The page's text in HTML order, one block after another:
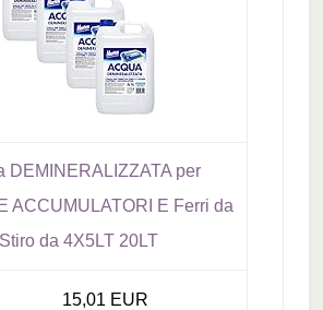
DEMINERALIZZATA per
ACCUMULATORI E Ferri da
Stiro da 4X5LT 20LT
15,01 EUR